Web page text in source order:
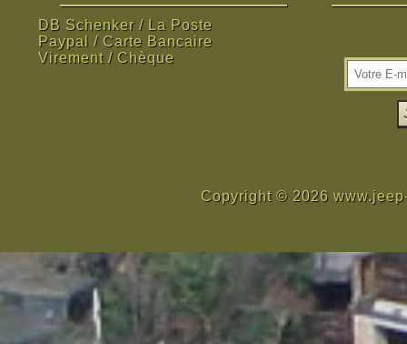
DB Schenker / La Poste
Paypal / Carte Bancaire
Virement / Chèque
Copyright © 2026